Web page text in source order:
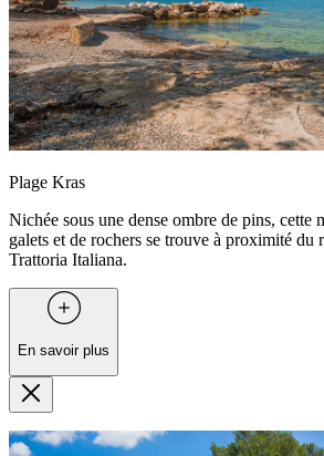
Plage Kras
Nichée sous une dense ombre de pins, cette
galets et de rochers se trouve à proximité du
Trattoria Italiana.
En savoir plus